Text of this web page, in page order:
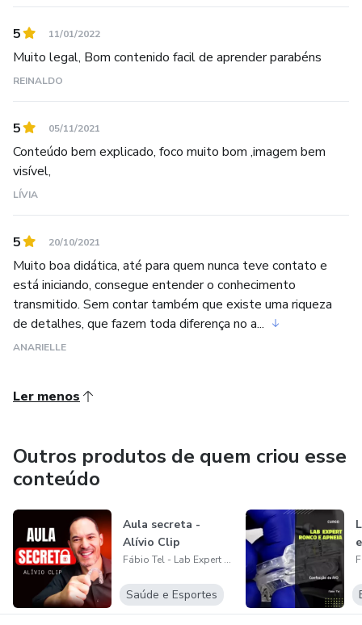
aprendendo uma nova profissão ou se aprimorando em
alguns aparelhos.
Estou iniciando uma nova fase com Curso Online, onde
Inovação e Desafios são valores que estarão sempre
presentes. Ficarei muito feliz em ter você por aqui pra
acompanhar as novidades ;-)
Fábio Tel
5 11/01/2022
Muito legal, Bom contenido facil de aprender parabéns
REINALDO
5 05/11/2021
Conteúdo bem explicado, foco muito bom ,imagem bem
visível,
LÍVIA
5 20/10/2021
Muito boa didática, até para quem nunca teve contato e
está iniciando, consegue entender o conhecimento
transmitido. Sem contar também que existe uma riqueza
de detalhes, que fazem toda diferença no a...
ANARIELLE
Ler menos
Outros produtos de quem criou esse
conteúdo
Aula secreta -
Alívio Clip
Fábio Tel - Lab Expert Treinamentos
Saúde e Esportes